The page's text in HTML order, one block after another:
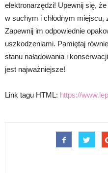
elektronarzędzi! Upewnij się,
w suchym i chłodnym miejscu,
Zapewnij im odpowiednie
uszkodzeniami. Pamiętaj
stanu naładowania i
jest najważniejsze!
Link tagu HTML: https://